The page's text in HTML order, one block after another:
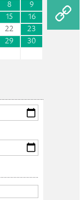
8
9
15
16
22
23
29
30